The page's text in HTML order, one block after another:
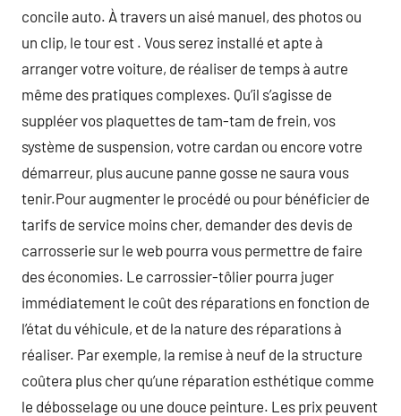
concile auto. À travers un aisé manuel, des photos ou
un clip, le tour est . Vous serez installé et apte à
arranger votre voiture, de réaliser de temps à autre
même des pratiques complexes. Qu’il s’agisse de
suppléer vos plaquettes de tam-tam de frein, vos
système de suspension, votre cardan ou encore votre
démarreur, plus aucune panne gosse ne saura vous
tenir.Pour augmenter le procédé ou pour bénéficier de
tarifs de service moins cher, demander des devis de
carrosserie sur le web pourra vous permettre de faire
des économies. Le carrossier-tôlier pourra juger
immédiatement le coût des réparations en fonction de
l’état du véhicule, et de la nature des réparations à
réaliser. Par exemple, la remise à neuf de la structure
coûtera plus cher qu’une réparation esthétique comme
le débosselage ou une douce peinture. Les prix peuvent